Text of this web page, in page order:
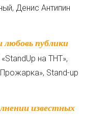
Денис Антипин
на ТНТ»,
Stand-up